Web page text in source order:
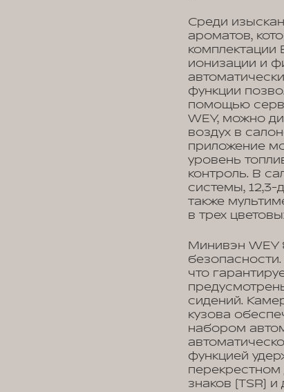
Среди
ароматов,
комплектации
ионизации и
функции
помощью
WEY, можно
воздух в
приложение
уровень
контроль. В
системы,
также
в трех
Минивэн
что
сидений.
кузова
набором
функцией
знаков (TSR) и